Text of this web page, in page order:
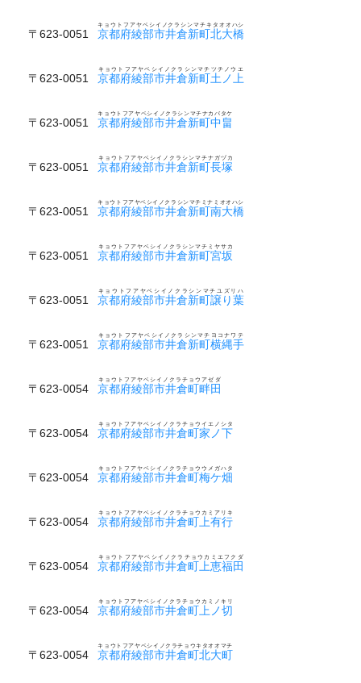
〒623-0051 京都府綾部市井倉新町北大橋
キョウトフアヤベシイノクラシンマチキタオオハシ
〒623-0051 京都府綾部市井倉新町土ノ上
キョウトフアヤベシイノクラシンマチツチノウエ
〒623-0051 京都府綾部市井倉新町中畠
キョウトフアヤベシイノクラシンマチナカバタケ
〒623-0051 京都府綾部市井倉新町長塚
キョウトフアヤベシイノクラシンマチナガヅカ
〒623-0051 京都府綾部市井倉新町南大橋
キョウトフアヤベシイノクラシンマチミナミオオハシ
〒623-0051 京都府綾部市井倉新町宮坂
キョウトフアヤベシイノクラシンマチミヤサカ
〒623-0051 京都府綾部市井倉新町譲り葉
キョウトフアヤベシイノクラシンマチユズリハ
〒623-0051 京都府綾部市井倉新町横縄手
キョウトフアヤベシイノクラシンマチヨコナワテ
〒623-0054 京都府綾部市井倉町畔田
キョウトフアヤベシイノクラチョウアゼダ
〒623-0054 京都府綾部市井倉町家ノ下
キョウトフアヤベシイノクラチョウイエノシタ
〒623-0054 京都府綾部市井倉町梅ケ畑
キョウトフアヤベシイノクラチョウウメガハタ
〒623-0054 京都府綾部市井倉町上有行
キョウトフアヤベシイノクラチョウカミアリキ
〒623-0054 京都府綾部市井倉町上恵福田
キョウトフアヤベシイノクラチョウカミエフクダ
〒623-0054 京都府綾部市井倉町上ノ切
キョウトフアヤベシイノクラチョウカミノキリ
〒623-0054 京都府綾部市井倉町北大町
キョウトフアヤベシイノクラチョウキタオオマチ